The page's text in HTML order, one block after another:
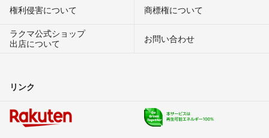
権利侵害について
商標権について
ラクマ公式ショップ
出店について
お問い合わせ
リンク